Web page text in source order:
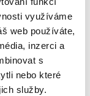
využíváme
web používáte,
inzerci a
s
nebo které
služby.